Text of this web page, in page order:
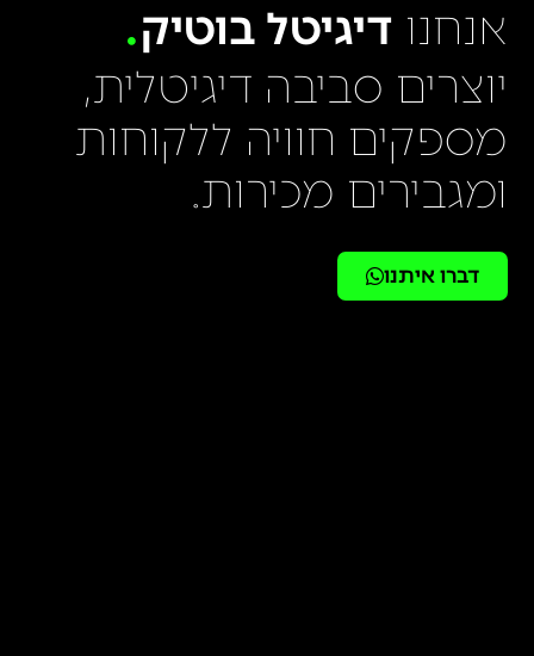
אנחנו דיגיטל בוטיק
יוצרים סביבה דיגיטלית,
מספקים חוויה ללקוחות
ומגבירים מכירות.
דברו איתנו